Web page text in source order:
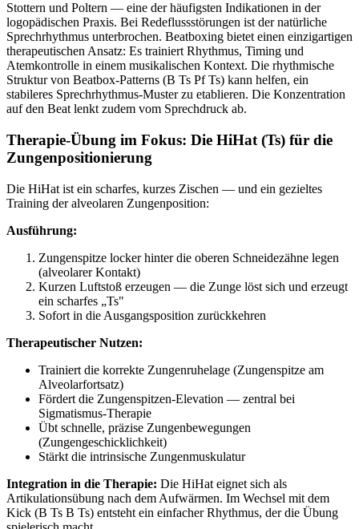
Stottern und Poltern — eine der häufigsten Indikationen in der
logopädischen Praxis. Bei Redeflussstörungen ist der natürliche
Sprechrhythmus unterbrochen. Beatboxing bietet einen einzigartigen
therapeutischen Ansatz: Es trainiert Rhythmus, Timing und
Atemkontrolle in einem musikalischen Kontext. Die rhythmische
Struktur von Beatbox-Patterns (B Ts Pf Ts) kann helfen, ein
stabileres Sprechrhythmus-Muster zu etablieren. Die Konzentration
auf den Beat lenkt zudem vom Sprechdruck ab.
Therapie-Übung im Fokus: Die HiHat (Ts) für die
Zungenpositionierung
Die HiHat ist ein scharfes, kurzes Zischen — und ein gezieltes
Training der alveolaren Zungenposition:
Ausführung:
Zungenspitze locker hinter die oberen Schneidezähne legen
(alveolarer Kontakt)
Kurzen Luftstoß erzeugen — die Zunge löst sich und erzeugt
ein scharfes „Ts"
Sofort in die Ausgangsposition zurückkehren
Therapeutischer Nutzen:
Trainiert die korrekte Zungenruhelage (Zungenspitze am
Alveolarfortsatz)
Fördert die Zungenspitzen-Elevation — zentral bei
Sigmatismus-Therapie
Übt schnelle, präzise Zungenbewegungen
(Zungengeschicklichkeit)
Stärkt die intrinsische Zungenmuskulatur
Integration in die Therapie: Die HiHat eignet sich als
Artikulationsübung nach dem Aufwärmen. Im Wechsel mit dem
Kick (B Ts B Ts) entsteht ein einfacher Rhythmus, der die Übung